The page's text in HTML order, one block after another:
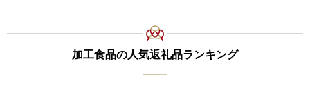
加工食品の人気返礼品ランキング